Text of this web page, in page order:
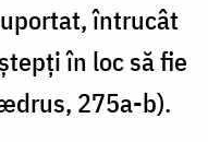
întrucât
în loc să fie
275a-b).